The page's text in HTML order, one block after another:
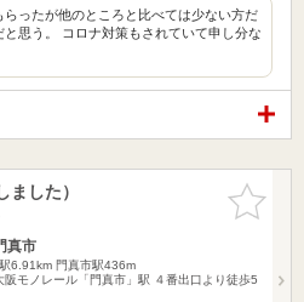
ったが他のところと比べては少ない方だ
思う。 コロナ対策もされていて申し分な
お気に入
りに追加
した）
真市
6.91km 門真市駅436m
阪モノレール「門真市」駅 ４番出口より徒歩5